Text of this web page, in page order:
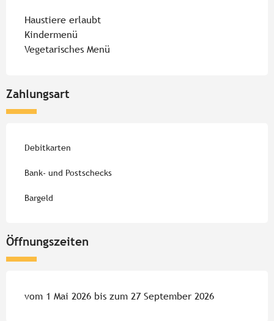
Haustiere erlaubt
Kindermenü
Vegetarisches Menü
Zahlungsart
Debitkarten
Bank- und Postschecks
Bargeld
Öffnungszeiten
vom 1 Mai 2026 bis zum 27 September 2026